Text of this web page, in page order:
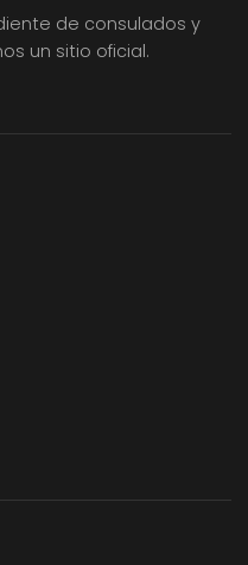
de consulados y
un sitio oficial.